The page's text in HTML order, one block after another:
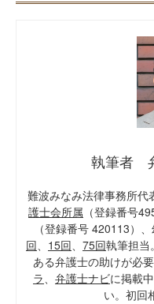
執筆者
難波みなみ法律事務所代
護士会所属 （登録番号
（登録番号 420113）
回、 15回、 75回執筆担当
ある弁護士の助けが必要
ラ、 弁護士ナビに掲載
い。初回